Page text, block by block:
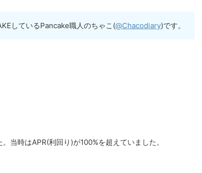
しているPancake職人のちゃこ(@Chacodiary)です。
当時はAPR(利回り)が100%を超えていました。